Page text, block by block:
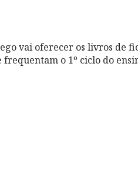
vai oferecer os livros de
o 1º ciclo do